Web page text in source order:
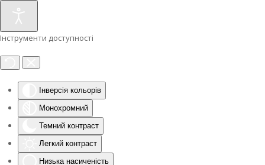
Інструменти доступності
Інверсія кольорів
Монохромний
Темний контраст
Легкий контраст
Низька насиченість